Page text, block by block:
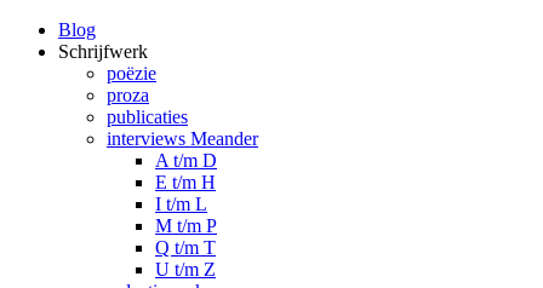
Blog
Schrijfwerk
poëzie
proza
publicaties
interviews Meander
A t/m D
E t/m H
I t/m L
M t/m P
Q t/m T
U t/m Z